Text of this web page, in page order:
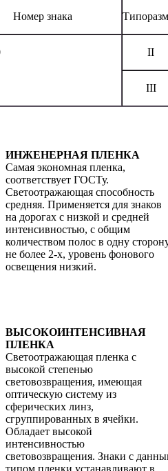
Номер знака
II
III
ИНЖЕНЕРНАЯ ПЛЕНКА
Самая экономная пленка,
соответствует ГОСТу.
Светоотражающая способность
средняя. Применяется для знаков
на дорогах с низкой и средней
интенсивностью, с общим
количеством полос в одну
не более 2-х, уровень фонового
освещения низкий.
ВЫСОКОИНТЕНСИВНАЯ
ПЛЕНКА
Светоотражающая пленка с
высокой степенью
световозвращения, имеющая
оптическую систему из
сферических линз,
сгруппированных в ячейки.
Обладает высокой
интенсивностью
световозвращения. Знаки с
типом пленки устанавливают в